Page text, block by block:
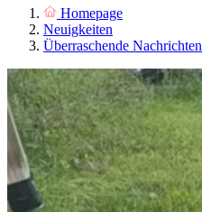
Homepage
Neuigkeiten
Überraschende Nachrichten